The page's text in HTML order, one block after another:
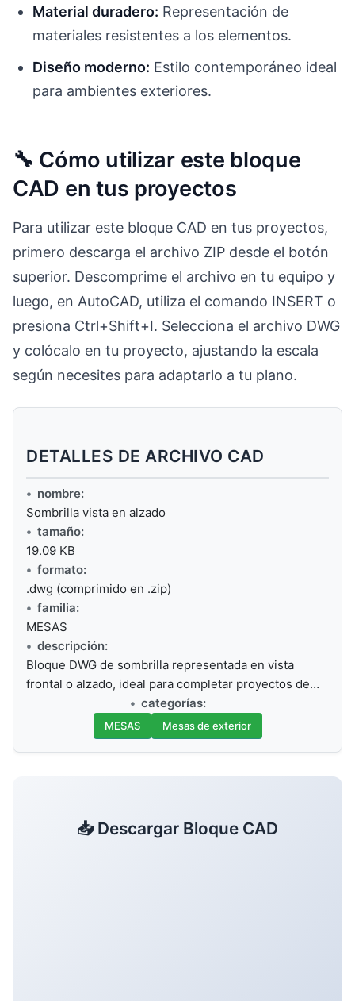
Material duradero: Representación de
materiales resistentes a los elementos.
Diseño moderno: Estilo contemporáneo ideal
para ambientes exteriores.
🔧 Cómo utilizar este bloque
CAD en tus proyectos
Para utilizar este bloque CAD en tus proyectos,
primero descarga el archivo ZIP desde el botón
superior. Descomprime el archivo en tu equipo y
luego, en AutoCAD, utiliza el comando INSERT o
presiona Ctrl+Shift+I. Selecciona el archivo DWG
y colócalo en tu proyecto, ajustando la escala
según necesites para adaptarlo a tu plano.
DETALLES DE ARCHIVO CAD
nombre:
Sombrilla vista en alzado
tamaño:
19.09 KB
formato:
.dwg (comprimido en .zip)
familia:
MESAS
descripción:
Bloque DWG de sombrilla representada en vista
frontal o alzado, ideal para completar proyectos de…
categorías:
MESAS Mesas de exterior
📥 Descargar Bloque CAD